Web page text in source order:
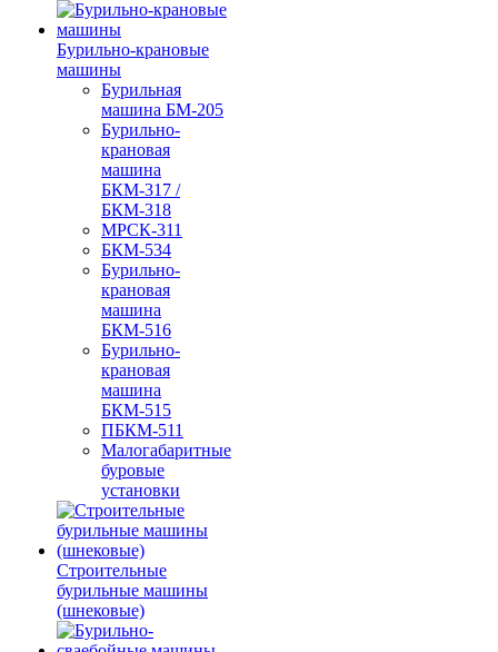
Бурильно-крановые
машины
Бурильная
машина БМ-205
Бурильно-
крановая
машина
БКМ-317 /
БКМ-318
МРСК-311
БКМ-534
Бурильно-
крановая
машина
БКМ-516
Бурильно-
крановая
машина
БКМ-515
ПБКМ-511
Малогабаритные
буровые
установки
Строительные
бурильные машины
(шнековые)